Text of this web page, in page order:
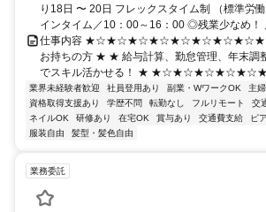
り18日 〜 20日 フレックスタイム制 （標準労
インタイム／10：00～16：00 ◎残業少なめ！
仕事内容 ★☆★☆★☆★☆★☆★☆★☆★☆★☆ ☆
お持ちの方 ★ ★ 給与計算、勤怠管理、年末調
でスキル活かせる！ ★
業界未経験者歓迎 社員登用あり 副業・WワークOK
主
資格取得支援あり
学歴不問 転勤なし フルリモート 交
ネイルOK
研修あり 在宅OK 賞与あり 交通費支給 ピ
服装自由
髪型・髪色自由
業務委託